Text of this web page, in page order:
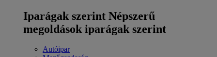
Iparágak szerint Népszerű
megoldások iparágak szerint
Autóipar